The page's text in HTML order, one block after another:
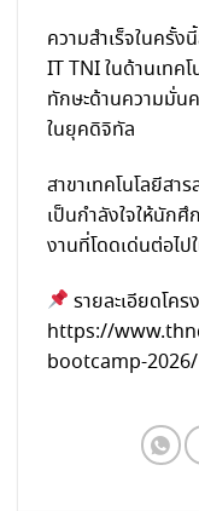
ความสำเร็จในครั้
IT TNI ในด้านเทค
ทักษะด้านความมั่น
ในยุคดิจิทัล
สาขาเทคโนโลยีส
เป็นกำลังใจให้นัก
งานที่โดดเด่นต่อไป
รายละเอียดโคร
https://
bootcamp-2026/